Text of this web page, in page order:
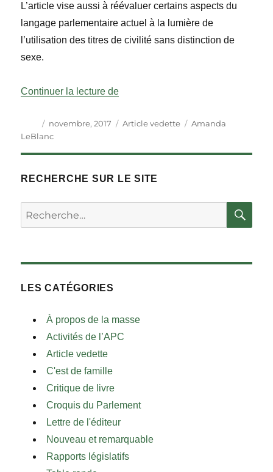
L’article vise aussi à réévaluer certains aspects du
langage parlementaire actuel à la lumière de
l’utilisation des titres de civilité sans distinction de
sexe.
Continuer la lecture de« Titres de civilité féminins
Auteur
Publié
le
novembre, 2017 Catégories
Article vedette Étiquettes
Amanda
LeBlanc
RECHERCHE SUR LE SITE
Rechercher :
LES CATÉGORIES
À propos de la masse
Activités de l’APC
Article vedette
C'est de famille
Critique de livre
Croquis du Parlement
Lettre de l'éditeur
Nouveau et remarquable
Rapports législatifs